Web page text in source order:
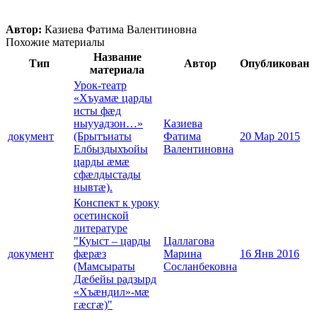
Автор: Казиева Фатима Валентиновна
Похожие материалы
Тип
Название
материала
Автор Опубликован
документ
Урок-театр
«Хъуамæ царды
исты фæд
ныууадзон…»
(Брытъиаты
Елбыздыхъойы
царды æмæ
сфæлдыстады
нывтæ).
Казиева
Фатима
Валентиновна
20 Мар 2015
документ
Конспект к уроку
осетинской
литературе
"Куыст – царды
фæрæз
(Мамсыраты
Дæбейы радзырд
«Хъæндил»-мæ
гæсгæ)"
Цаллагова
Марина
Сосланбековна
16 Янв 2016